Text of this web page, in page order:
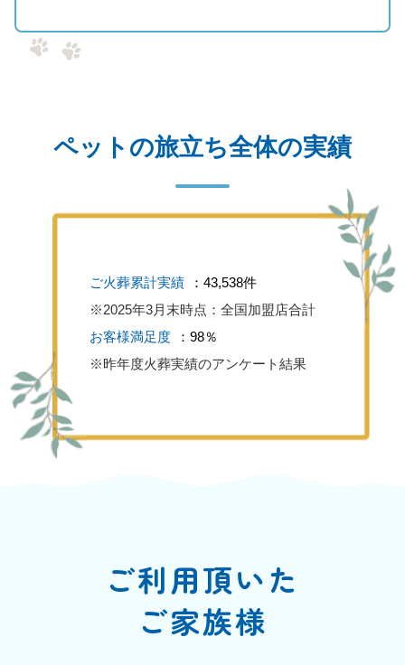
ペットの旅立ち全体の実績
ご火葬累計実績
：43,538件
※2025年3月末時点：全国加盟店合計
お客様満足度
：98％
※昨年度火葬実績のアンケート結果
ご利用頂いた
ご家族様